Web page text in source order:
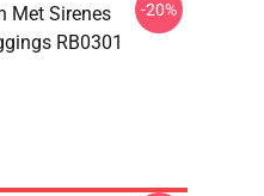
Met Sirenes
RB0301
-20%